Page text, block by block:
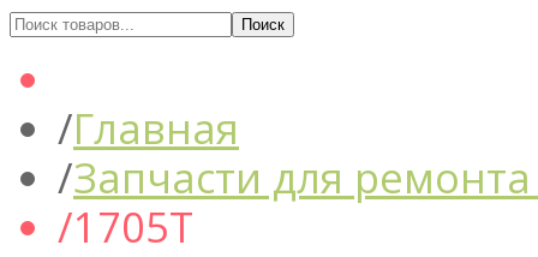
Главная
Запчасти для
1705T